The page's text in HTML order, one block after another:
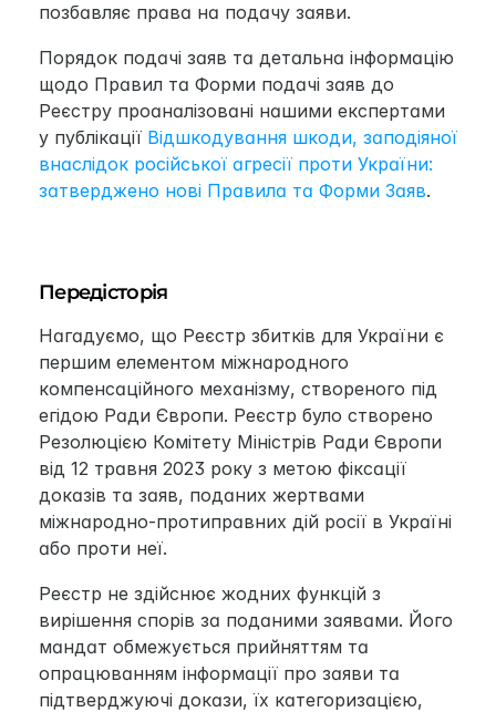
позбавляє права на подачу заяви.
Порядок подачі заяв та детальна інформацію
щодо Правил та Форми подачі заяв до
Реєстру проаналізовані нашими експертами
у публікації Відшкодування шкоди, заподіяної
внаслідок російської агресії проти України:
затверджено нові Правила та Форми Заяв.
Передісторія
Нагадуємо, що Реєстр збитків для України є
першим елементом міжнародного
компенсаційного механізму, створеного під
егідою Ради Європи. Реєстр було створено
Резолюцією Комітету Міністрів Ради Європи
від 12 травня 2023 року з метою фіксації
доказів та заяв, поданих жертвами
міжнародно-протиправних дій росії в Україні
або проти неї.
Реєстр не здійснює жодних функцій з
вирішення спорів за поданими заявами. Його
мандат обмежується прийняттям та
опрацюванням інформації про заяви та
підтверджуючі докази, їх категоризацією,